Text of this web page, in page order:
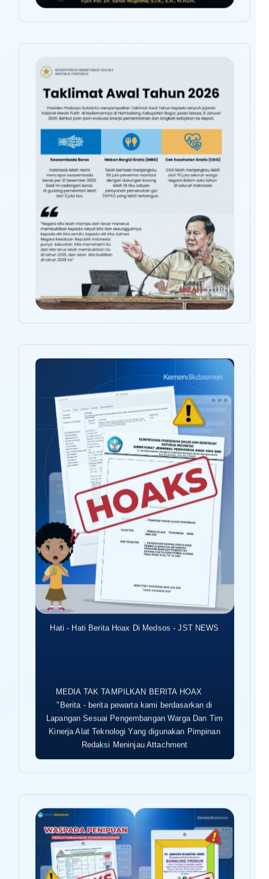
Hati - Hati Berita Hoax Di Medsos - JST NEWS
MEDIA TAK TAMPILKAN BERITA HOAX
"Berita - berita pewarta kami berdasarkan di
Lapangan Sesuai Pengembangan Warga Dan Tim
Kinerja Alat Teknologi Yang digunakan Pimpinan
Redaksi Meninjau Attachment